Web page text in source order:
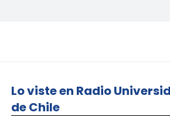
Lo viste en Radio
de Chile